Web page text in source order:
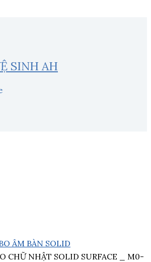
SINH AH
ÂM BÀN SOLID
CHỮ NHẬT SOLID SURFACE _ M0-